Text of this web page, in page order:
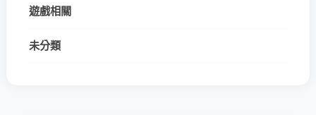
遊戲相關
未分類